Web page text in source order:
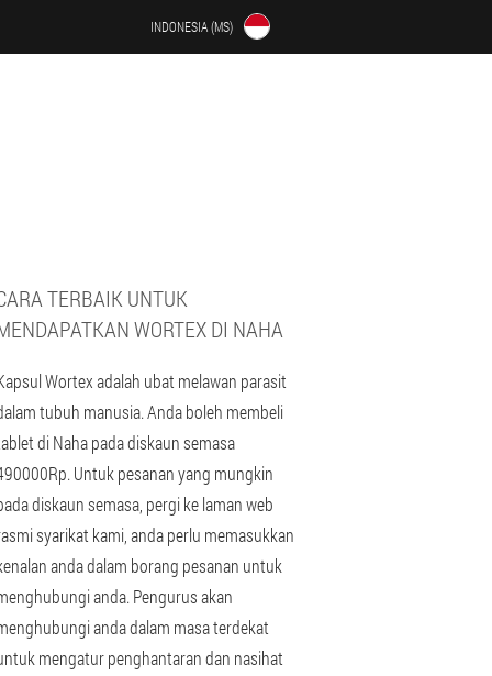
INDONESIA (MS)
TERBAIK UNTUK
WORTEX DI NAHA
Wortex adalah ubat melawan parasit
tubuh manusia. Anda boleh membeli
di Naha pada diskaun semasa
Untuk pesanan yang mungkin
diskaun semasa, pergi ke laman web
syarikat kami, anda perlu memasukkan
anda dalam borang pesanan untuk
anda. Pengurus akan
anda dalam masa terdekat
mengatur penghantaran dan nasihat